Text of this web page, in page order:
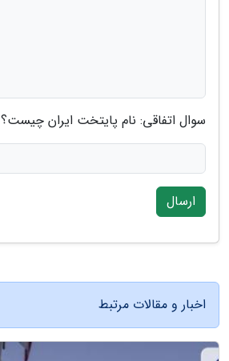
سوال اتفاقی: نام پایتخت ایران چیست؟
ارسال
اخبار و مقالات مرتبط